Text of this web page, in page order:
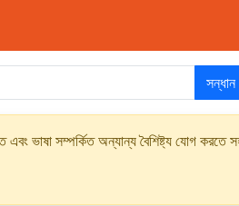
সন্ধান
ভাষা সম্পর্কিত অন্যান্য বৈশিষ্ট্য যোগ করতে